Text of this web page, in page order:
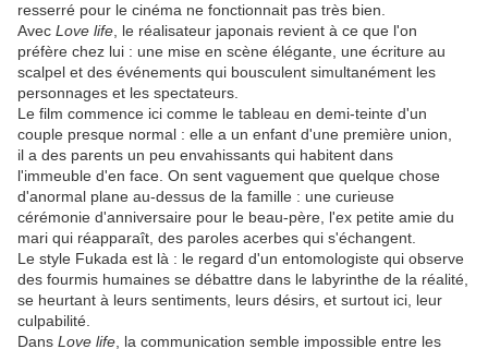
resserré pour le cinéma ne fonctionnait pas très bien.
Avec Love life , le réalisateur japonais revient à ce que l'on
préfère chez lui : une mise en scène élégante, une écriture au
scalpel et des événements qui bousculent simultanément les
personnages et les spectateurs.
Le film commence ici comme le tableau en demi-teinte d'un
couple presque normal : elle a un enfant d'une première union,
il a des parents un peu envahissants qui habitent dans
l'immeuble d'en face. On sent vaguement que quelque chose
d'anormal plane au-dessus de la famille : une curieuse
cérémonie d'anniversaire pour le beau-père, l'ex petite amie du
mari qui réapparaît, des paroles acerbes qui s'échangent.
Le style Fukada est là : le regard d'un entomologiste qui observe
des fourmis humaines se débattre dans le labyrinthe de la réalité,
se heurtant à leurs sentiments, leurs désirs, et surtout ici, leur
culpabilité.
Dans Love life , la communication semble impossible entre les